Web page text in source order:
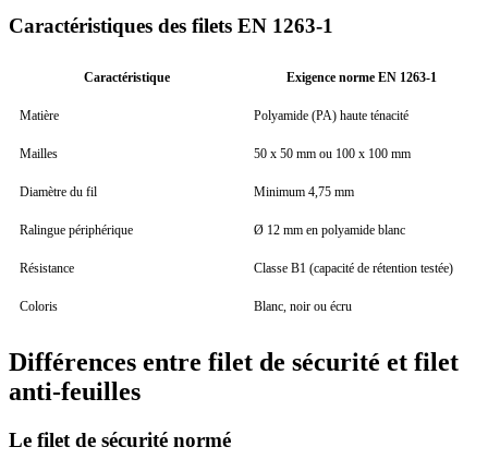
Caractéristiques des filets EN 1263-1
Caractéristique Exigence norme EN 1263-1
Matière Polyamide (PA) haute ténacité
Mailles 50 x 50 mm ou 100 x 100 mm
Diamètre du fil Minimum 4,75 mm
Ralingue périphérique Ø 12 mm en polyamide blanc
Résistance Classe B1 (capacité de rétention testée)
Coloris Blanc, noir ou écru
Différences entre filet de sécurité et filet
anti-feuilles
Le filet de sécurité normé